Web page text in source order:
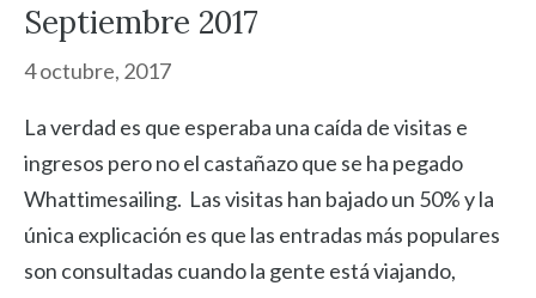
Septiembre 2017
4 octubre, 2017
La verdad es que esperaba una caída de visitas e
ingresos pero no el castañazo que se ha pegado
Whattimesailing. Las visitas han bajado un 50% y la
única explicación es que las entradas más populares
son consultadas cuando la gente está viajando,